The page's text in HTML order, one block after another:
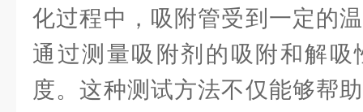
化过程中，吸附管受到一定的
通过测量吸附剂的吸附和解
度。这种测试方法不仅能够帮